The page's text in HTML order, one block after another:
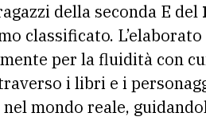
della seconda E del
classificato.
per la fluidità con
i libri e i
mondo reale,